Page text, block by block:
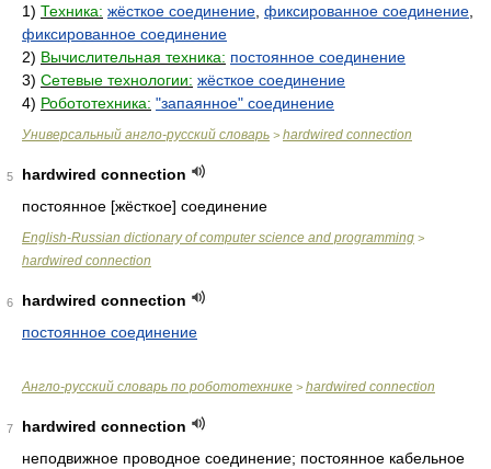
1) Техника: жёсткое соединение фиксированное соединение
фиксированное соединение
2) Вычислительная техника: постоянное соединение
3) Сетевые технологии: жёсткое соединение
4) Робототехника: "запаянное" соединение
Универсальный англо-русский словарь > hardwired connection
5
hardwired connection
постоянное [жёсткое] соединение
English-Russian dictionary of computer science and programming >
hardwired connection
6
hardwired connection
постоянное соединение
Англо-русский словарь по робототехнике > hardwired connection
7
hardwired connection
неподвижное проводное соединение; постоянное кабельное